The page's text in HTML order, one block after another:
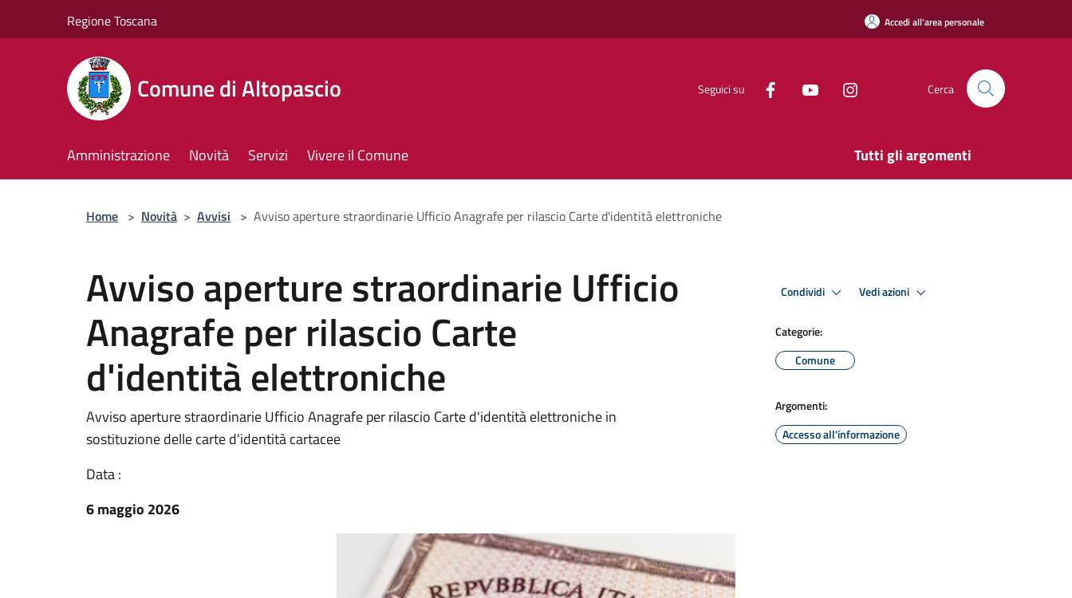
Regione Toscana Accedi all'area personale
Comune di Altopascio Seguici su Cerca
Amministrazione Novità Servizi Vivere il Comune Tutti gli argomenti
Home > Novità > Avvisi > Avviso aperture straordinarie Ufficio Anagrafe per rilascio Carte d'identità elettroniche
Avviso aperture straordinarie Ufficio
Anagrafe per rilascio Carte
d'identità elettroniche
Avviso aperture straordinarie Ufficio Anagrafe per rilascio Carte d'identità elettroniche in
sostituzione delle carte d'identità cartacee
Data :
6 maggio 2026
Condividi Vedi azioni
Categorie:
Comune
Argomenti:
Accesso all'informazione